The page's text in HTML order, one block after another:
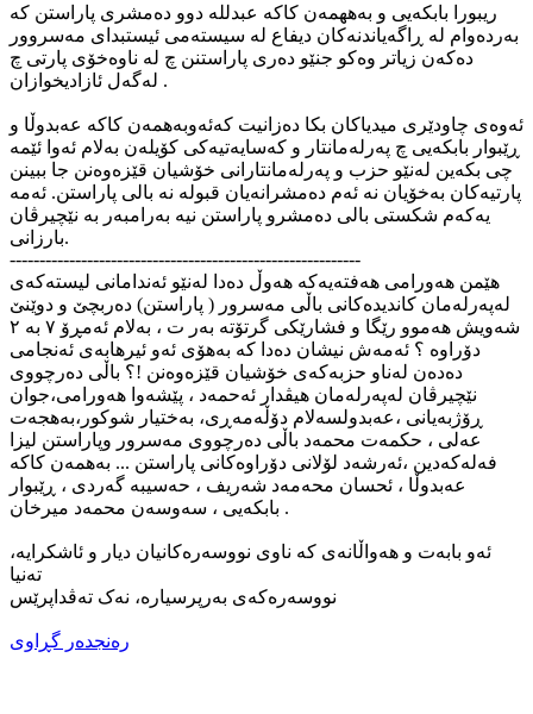
ریبورا بابکەیی و بەههمەن کاکە عبدللە دوو دەمشری پاراستن کە
بەردەوام لە ڕاگەیاندنەکان دیفاع لە سیستەمی ئیستبدای مەسروور
دەکەن زیاتر وەکو جنێو دەری پاراستنن چ لە ناوەخۆی پارتی چ
لەگەل ئازادیخوازان .
ئەوەی چاودێری میدیاکان بکا دەزانیت کەئەوبەهمەن کاکە عەبدوڵا و
ڕێبوار بابکەیی چ پەرلەمانتار و کەسایەتیەکی کۆیلەن بەلام ئەوا ئێمە
چی بکەین لەنێو حزب و پەرلەمانتارانی خۆشیان قێزەوەنن جا ببینن
پارتیەکان بەخۆیان نە ئەم دەمشرانەیان قبولە نە بالی پاراستن. ئەمە
یەکەم شکستی بالی دەمشرو پاراستن نیە بەرامبەر بە نێچیرڤان
بارزانی.
-----------------------------------------------------------
هێمن هەورامی هەفتەیەکە هەوڵ دەدا لەنێو ئەندامانی لیستەکەی
لەپەرلەمان کاندیدەکانی باڵی مەسرور ( پاراستن) دەربچێ و دوێنێ
شەویش هەموو رێگا و فشارێکی گرتۆتە بەر ت ، بەلام ئەمڕۆ ٧ بە ٢
دۆراوە ؟ ئەمەش نیشان دەدا کە بەهۆی ئەو ئیرهابەی ئەنجامی
دەدەن لەناو حزبەکەی خۆشیان قێزەوەنن !؟ باڵی دەرچووی
نێچیرڤان لەپەرلەمان هیڤدار ئەحمەد ، پێشەوا هەورامی،جوان
ڕۆژبەیانی ،عەبدولسەلام دۆڵەمەڕی، بەختیار شوکور،بەهجەت
عەلی ، حکمەت محمەد باڵی دەرچووی مەسرور وپاراستن لیزا
فەلەکەدین ،ئەرشەد لۆلانی دۆراوەکانی پاراستن ... بەهمەن کاکە
عەبدوڵا ، ئحسان محەمەد شەریف ، حەسیبە گەردی ، ڕێبوار
بابکەیی ، سەوسەن محمەد میرخان .
ئەو بابەت و هەواڵانەی کە ناوی نووسەرەکانیان دیار و ئاشکرایە،
تەنیا
نووسەرەکەی بەرپرسیارە، نەک تەڤداپرێس
رەنجدەر گڕاوی